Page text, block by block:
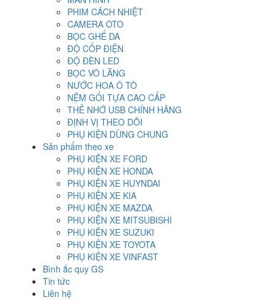
PHIM CÁCH NHIỆT
CAMERA OTO
BỌC GHẾ DA
ĐỘ CỐP ĐIỆN
ĐỘ ĐÈN LED
BỌC VÔ LĂNG
NƯỚC HOA Ô TÔ
NỆM GỐI TỰA CAO CẤP
THẺ NHỚ USB CHÍNH HÃNG
ĐỊNH VỊ THEO DÕI
PHỤ KIỆN DÙNG CHUNG
Sản phẩm theo xe
PHỤ KIỆN XE FORD
PHỤ KIỆN XE HONDA
PHỤ KIỆN XE HUYNDAI
PHỤ KIỆN XE KIA
PHỤ KIỆN XE MAZDA
PHỤ KIỆN XE MITSUBISHI
PHỤ KIỆN XE SUZUKI
PHỤ KIỆN XE TOYOTA
PHỤ KIỆN XE VINFAST
Bình ắc quy GS
Tin tức
Liên hệ